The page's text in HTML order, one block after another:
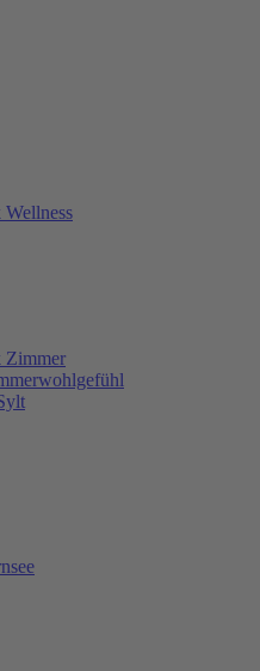
Zimmer